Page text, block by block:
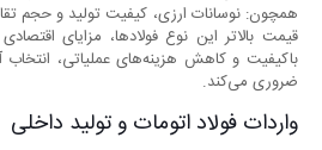
همچون: نوسانات ارزی، کیفیت تولید و حجم
قیمت بالاتر این نوع فولادها، مزایای
باکیفیت و کاهش هزینه‌های عملیاتی، انتخاب
ضروری می‌کند.
واردات فولاد اتومات و تولید داخلی